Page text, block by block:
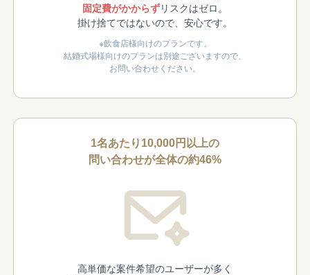
固定費がかからずリスクはゼロ。
掛け捨てではないので、安心です。
※飲食店様向けのプランです。
結婚式場様向けのプランは別途ございますので、
お問い合わせください。
1名あたり10,000円以上の
問い合わせが全体の約46%
高単価な案件希望のユーザーが多く